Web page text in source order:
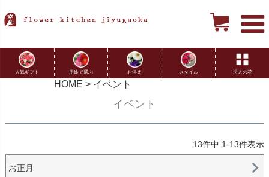
人気ギフト 用途で選ぶ お供え スタイル 法人の花
HOME イベント
イベント
13件中 1-13件表示
お正月